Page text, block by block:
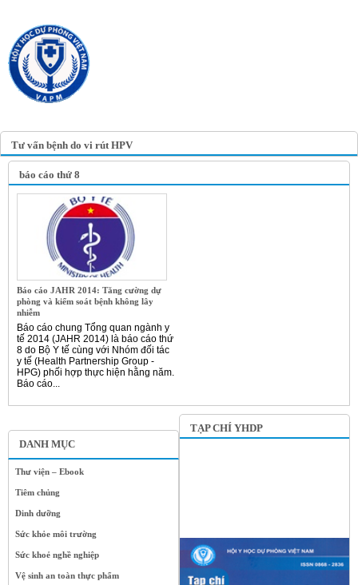
Tư vấn bệnh do vi rút HPV
DANH MỤC
Thư viện – Ebook
Tiêm chủng
Dinh dưỡng
Sức khỏe môi trường
Sức khoẻ nghề nghiệp
Vệ sinh an toàn thực phẩm
báo cáo thứ 8
Báo cáo JAHR 2014: Tăng cường dự
phòng và kiểm soát bệnh không lây
nhiễm
Báo cáo chung Tổng quan ngành y
tế 2014 (JAHR 2014) là báo cáo thứ
8 do Bộ Y tế cùng với Nhóm đối tác
y tế (Health Partnership Group -
HPG) phối hợp thực hiện hằng năm.
Báo cáo...
TẠP CHÍ YHDP